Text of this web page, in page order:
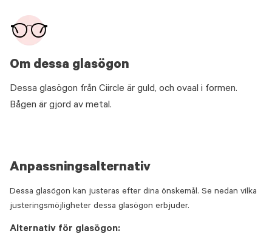
Om dessa glasögon
Dessa glasögon från Ciircle är guld, och ovaal i formen.
Bågen är gjord av metal.
Anpassningsalternativ
Dessa glasögon kan justeras efter dina önskemål. Se nedan vilka
justeringsmöjligheter dessa glasögon erbjuder.
Alternativ för glasögon: